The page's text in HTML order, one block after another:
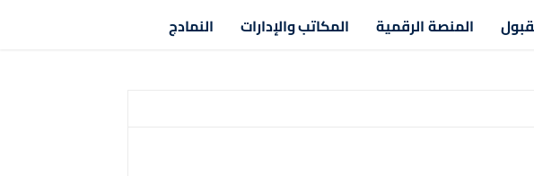
المنصة الرقمية المكاتب والإدارات
النمادج